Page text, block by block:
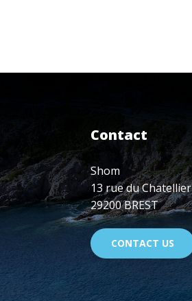
Contact
Shom
13 rue du Chatellier
29200 BREST
CONTACT US